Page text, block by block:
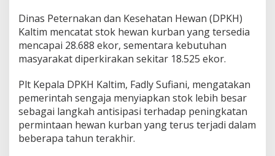
Dinas Peternakan dan Kesehatan Hewan (DPKH)
Kaltim mencatat stok hewan kurban yang tersedia
mencapai 28.688 ekor, sementara kebutuhan
masyarakat diperkirakan sekitar 18.525 ekor.
Plt Kepala DPKH Kaltim, Fadly Sufiani, mengatakan
pemerintah sengaja menyiapkan stok lebih besar
sebagai langkah antisipasi terhadap peningkatan
permintaan hewan kurban yang terus terjadi dalam
beberapa tahun terakhir.